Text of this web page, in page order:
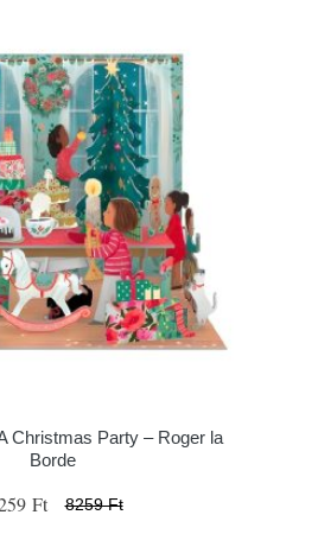
Christmas Party – Roger la
Borde
Ft 8259 Ft